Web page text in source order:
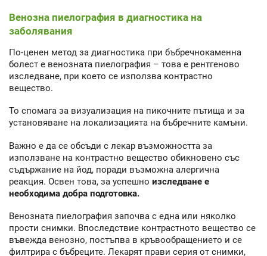
Венозна пиелография в диагностика на
заболявания
По-ценен метод за диагностика при бъбречнокаменна
болест е венозната пиелография – това е рентгеново
изследване, при което се използва контрастно
вещество.
То спомага за визуализация на пикочните пътища и за
установяване на локализацията на бъбречните камъни.
Важно е да се обсъди с лекар възможността за
използване на контрастно вещество обикновено със
съдържание на йод, поради възможна алергична
реакция. Освен това, за успешно изследване е
необходима добра подготовка.
Венозната пиелография започва с една или няколко
прости снимки. Впоследствие контрастното вещество се
въвежда венозно, постъпва в кръвообращението и се
филтрира с бъбреците. Лекарят прави серия от снимки,